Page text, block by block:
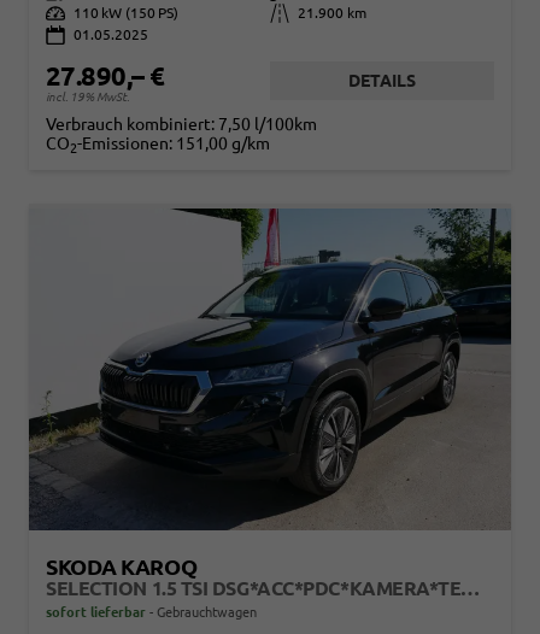
Leistung 110 kW (150 PS) Kilometerstand
21.900 km
01.05.2025
27.890,– €
incl. 19% MwSt.
DETAILS
Verbrauch kombiniert: 7,50 l/100km
CO2-Emissionen: 151,00 g/km
SKODA KAROQ
SELECTION 1.5 TSI DSG*ACC*PDC*KAMERA*TEMPOMAT*LED*SMARTLINK*KLIMA*RADIO*17-ZOLL
sofort lieferbar Gebrauchtwagen